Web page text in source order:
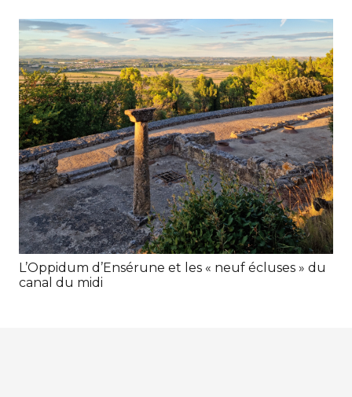
L’Oppidum d’Ensérune et les « neuf écluses » du
canal du midi